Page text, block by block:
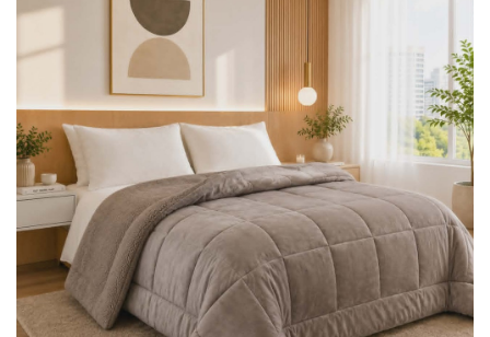
Pagamentos e Envios
Trocas e Devoluções
Termos e condições